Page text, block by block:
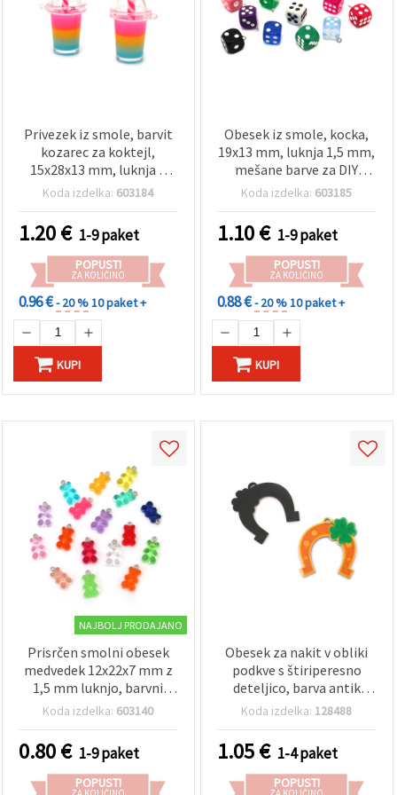
Privezek iz smole, barvit
kozarec za koktejl,
15x28x13 mm, luknja 1
mm - 2 kosa
Koda izdelka: 603184
1.20€ 1-9 paket
POPUSTI
ZA KOLIČINO
0.96 €- 20 %10 paket +
KUPI
Obesek iz smole, kocka,
19x13 mm, luknja 1,5 mm,
mešane barve za DIY
ročna dela in izdelavo
Koda izdelka: 603185
1.10€ 1-9 paket
POPUSTI
ZA KOLIČINO
0.88 €- 20 %10 paket +
KUPI
NAJBOLJ PRODAJANO
Prisrčen smolni obesek
medvedek 12x22x7 mm z
1,5 mm luknjo, barvni
miks (mešano) – 5 kosov –
in DIY ustvarjanje
Koda izdelka: 603140
0.80€ 1-9 paket
POPUSTI
Obesek za nakit v obliki
podkve s štiriperesno
deteljico, barva antik
srebro, 38x35x2 mm,
Koda izdelka: 128488
1.05€ 1-4 paket
POPUSTI